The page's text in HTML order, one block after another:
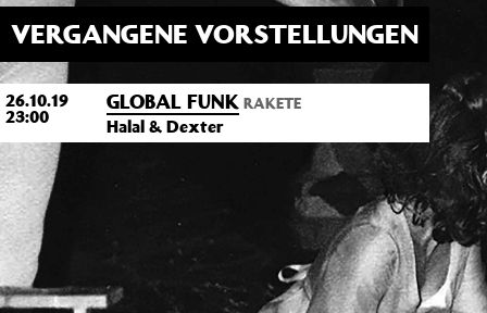
VERGANGENE VORSTELLUNGEN
26.10.19
23:00
GLOBAL FUNK RAKETE
Halal & Dexter